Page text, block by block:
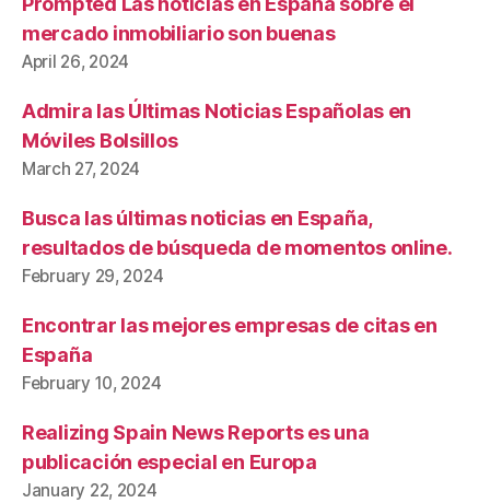
mercado inmobiliario son buenas
April 26, 2024
Admira las Últimas Noticias Españolas en
Móviles Bolsillos
March 27, 2024
Busca las últimas noticias en España,
resultados de búsqueda de momentos online.
February 29, 2024
Encontrar las mejores empresas de citas en
España
February 10, 2024
Realizing Spain News Reports es una
publicación especial en Europa
January 22, 2024